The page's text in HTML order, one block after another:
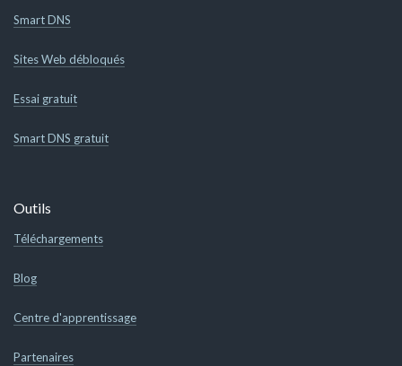
Smart DNS
Sites Web débloqués
Essai gratuit
Smart DNS gratuit
Outils
Téléchargements
Blog
Centre d'apprentissage
Partenaires